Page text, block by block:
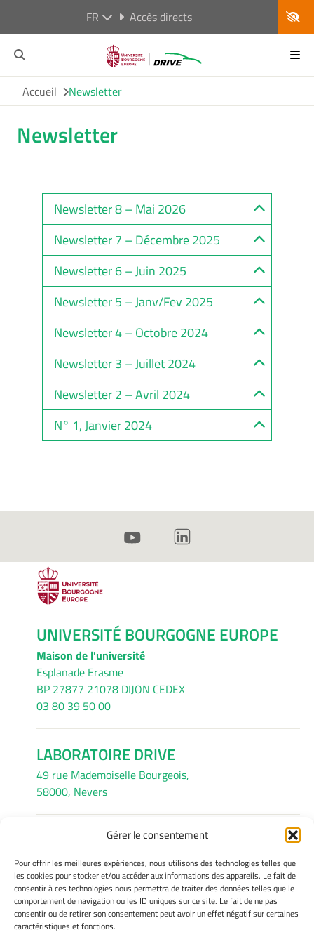
Gérer le consentement
Pour offrir les meilleures expériences, nous utilisons des technologies telles que
les cookies pour stocker et/ou accéder aux informations des appareils. Le fait de
consentir à ces technologies nous permettra de traiter des données telles que le
comportement de navigation ou les ID uniques sur ce site. Le fait de ne pas
consentir ou de retirer son consentement peut avoir un effet négatif sur certaines
caractéristiques et fonctions.
FR Accès directs
Accueil Newsletter
Newsletter
Newsletter 8 – Mai 2026
Newsletter 7 – Décembre 2025
Newsletter 6 – Juin 2025
Newsletter 5 – Janv/Fev 2025
Newsletter 4 – Octobre 2024
Newsletter 3 – Juillet 2024
Newsletter 2 – Avril 2024
N° 1, Janvier 2024
UNIVERSITÉ BOURGOGNE EUROPE
Maison de l'université
Esplanade Erasme
BP 27877 21078 DIJON CEDEX
03 80 39 50 00
LABORATOIRE DRIVE
49 rue Mademoiselle Bourgeois,
58000, Nevers
INFORMATIONS LÉGALES
Mentions légales
Gérer mes cookies
Avertissement
Politique de cookies